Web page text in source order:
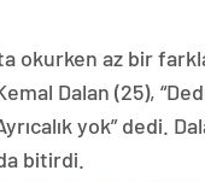
okurken az bir
Dalan (25),
yok” dedi.
bitirdi.